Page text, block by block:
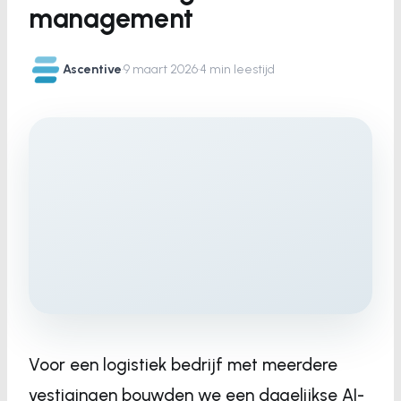
management
Ascentive·9 maart 2026·4 min leestijd
Voor een logistiek bedrijf met meerdere
vestigingen bouwden we een dagelijkse AI-